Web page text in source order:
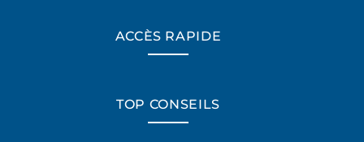
ACCÈS RAPIDE
TOP CONSEILS